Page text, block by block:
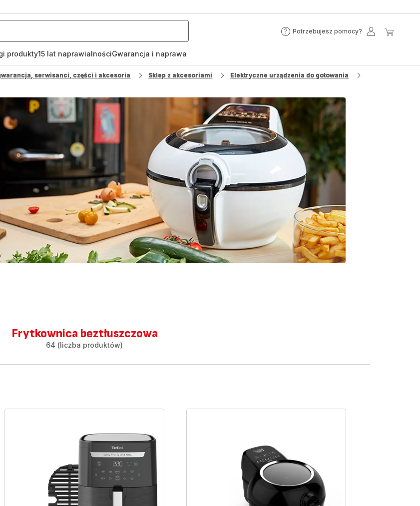
Potrzebujesz pomocy?
Potrzebujesz
Moje
produkty15 lat naprawialnościGwarancja i naprawa
serwisanci, części i akcesoria Sklep z akcesoriami
Elektryczne urządzenia do gotowania
Frytkownica beztłuszczowa
64 (liczba produktów)